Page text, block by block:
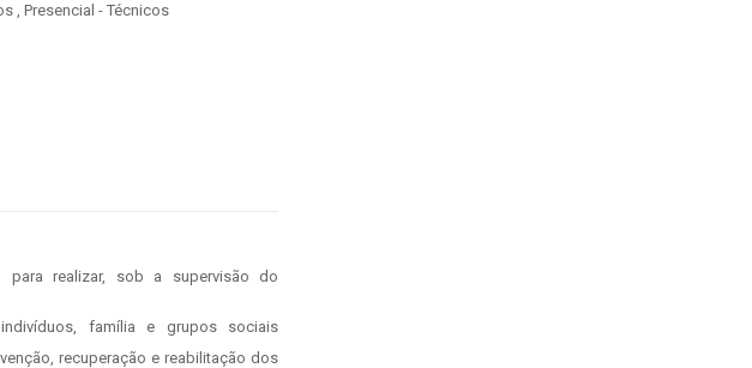
, Presencial - Técnicos
família e grupos sociais
recuperação e reabilitação dos